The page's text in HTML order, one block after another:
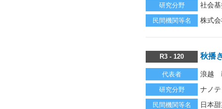
研究分野 社会
民間機関等名 株式
R3 - 120 秋播
代表者 浪越
研究分野 ナノ
民間機関等名 日本